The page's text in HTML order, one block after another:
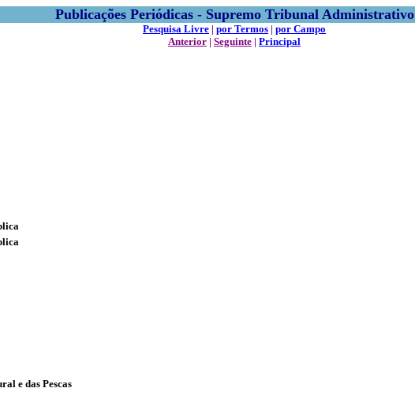
Publicações Periódicas - Supremo Tribunal Administrativo
Pesquisa Livre | por Termos | por Campo
Anterior | Seguinte | Principal
e das Pescas